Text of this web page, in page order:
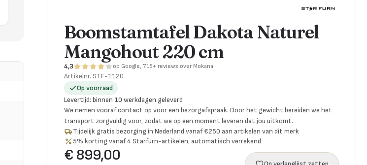
Boomstamtafel Dakota Naturel
Mangohout 220 cm
4,3 op Google, 715+ reviews over Mokana
Artikelnr. STF-1120
Op voorraad
Levertijd: binnen 10 werkdagen geleverd
We nemen vooraf contact op voor een bezorgafspraak. Door het gewicht bereiden we het
transport zorgvuldig voor, zodat we op een moment leveren dat jou uitkomt.
Tijdelijk gratis bezorging in Nederland vanaf €250 aan artikelen van dit merk
5% korting vanaf 4 Starfurn-artikelen, automatisch verrekend
€ 899,00